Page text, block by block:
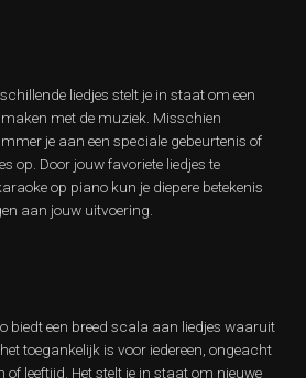
liedjes stelt je in staat om een
met de muziek. Misschien
je aan een speciale gebeurtenis of
op. Door jouw favoriete liedjes te
op piano kun je diepere betekenis
aan jouw uitvoering.
biedt een breed scala aan liedjes waaruit
toegankelijk is voor iedereen, ongeacht
leeftijd. Het stelt je in staat om nieuwe